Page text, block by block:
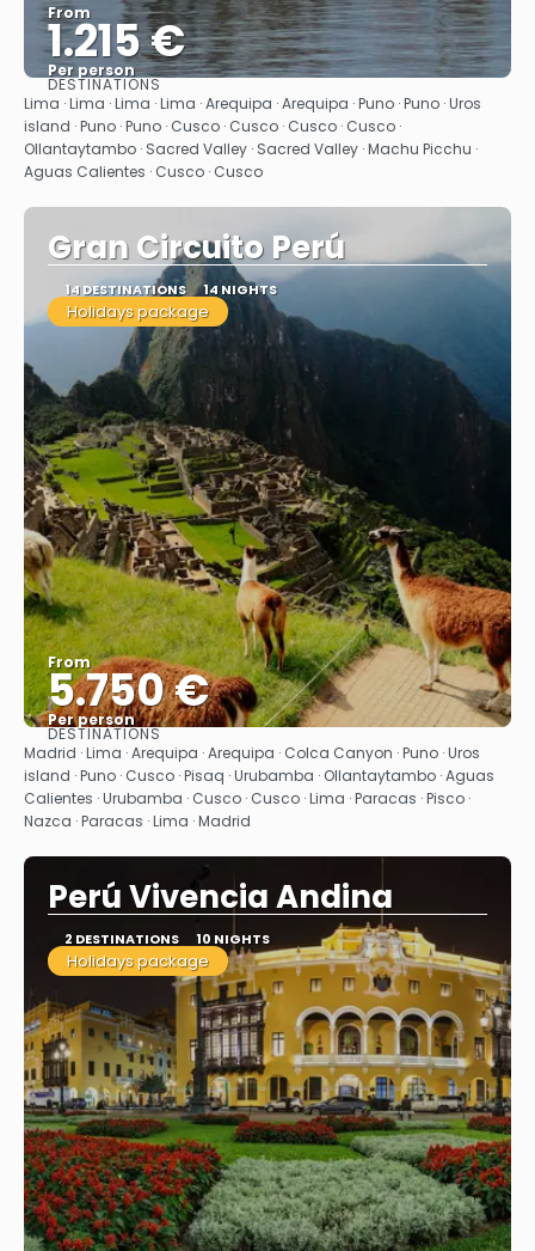
From
1.215 €
Per person
See
DESTINATIONS
Lima · Lima · Lima · Lima · Arequipa · Arequipa · Puno · Puno · Uros
island · Puno · Puno · Cusco · Cusco · Cusco · Cusco ·
Ollantaytambo · Sacred Valley · Sacred Valley · Machu Picchu ·
Aguas Calientes · Cusco · Cusco
Gran Circuito Perú
14 DESTINATIONS 14 NIGHTS
Holidays package
From
5.750 €
Per person
See
DESTINATIONS
Madrid · Lima · Arequipa · Arequipa · Colca Canyon · Puno · Uros
island · Puno · Cusco · Pisaq · Urubamba · Ollantaytambo · Aguas
Calientes · Urubamba · Cusco · Cusco · Lima · Paracas · Pisco ·
Nazca · Paracas · Lima · Madrid
Perú Vivencia Andina
2 DESTINATIONS 10 NIGHTS
Holidays package